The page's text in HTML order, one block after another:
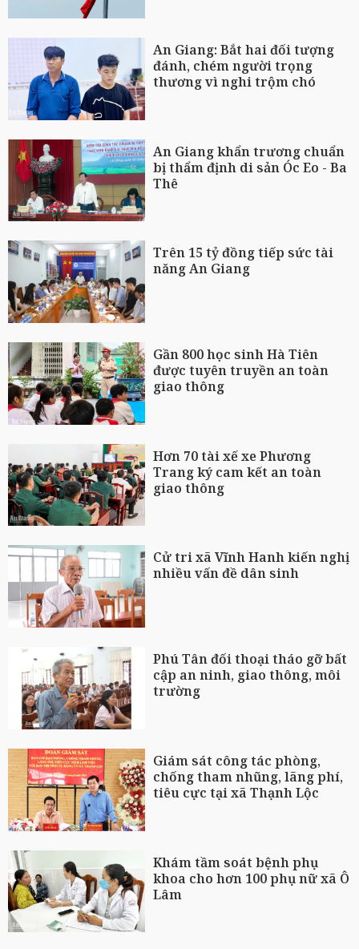
An Giang: Bắt hai đối tượng
đánh, chém người trọng
thương vì nghi trộm chó
An Giang khẩn trương chuẩn
bị thẩm định di sản Óc Eo - Ba
Thê
Trên 15 tỷ đồng tiếp sức tài
năng An Giang
Gần 800 học sinh Hà Tiên
được tuyên truyền an toàn
giao thông
Hơn 70 tài xế xe Phương
Trang ký cam kết an toàn
giao thông
Cử tri xã Vĩnh Hanh kiến nghị
nhiều vấn đề dân sinh
Phú Tân đối thoại tháo gỡ bất
cập an ninh, giao thông, môi
trường
Giám sát công tác phòng,
chống tham nhũng, lãng phí,
tiêu cực tại xã Thạnh Lộc
Khám tầm soát bệnh phụ
khoa cho hơn 100 phụ nữ xã Ô
Lâm